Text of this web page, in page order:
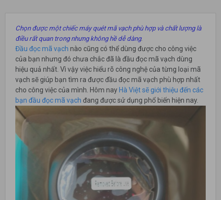
Chọn được một chiếc máy quétmã vạch phù hợp và chất lượng là
điều rất quan trong nhưng không hề dễ dàng.
Đầu đọc mã vạch nào cũng có thể dùng được cho công việc
của bạn nhưng đó chưa chắc đã là đầu đọc mã vạch dùng
hiệu quả nhất. Vì vậy việc hiểu rõ công nghệ của từng loại mã
vạch sẽ giúp bạn tìm ra được đầu đọc mã vạch phù hợp nhất
cho công việc của mình. Hôm nay Hà Việt sẽ giới thiệu đến các
bạn đầu đọc mã vạch đang được sử dụng phổ biến hiện nay.